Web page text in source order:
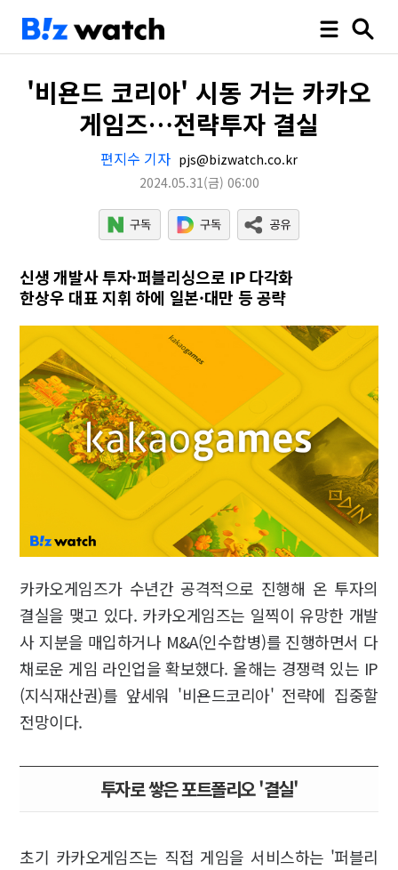
'비욘드 코리아' 시동 거는 카카오
게임즈…전략투자 결실
편지수 기자 pjs@bizwatch.co.kr
2024.05.31(금) 06:00
신생 개발사 투자·퍼블리싱으로 IP 다각화
한상우 대표 지휘 하에 일본·대만 등 공략
카카오게임즈가 수년간 공격적으로 진행해 온 투자의
결실을 맺고 있다. 카카오게임즈는 일찍이 유망한 개발
사 지분을 매입하거나 M&A(인수합병)를 진행하면서 다
채로운 게임 라인업을 확보했다. 올해는 경쟁력 있는 IP
(지식재산권)를 앞세워 '비욘드코리아' 전략에 집중할
전망이다.
투자로 쌓은 포트폴리오 '결실'
초기 카카오게임즈는 직접 게임을 서비스하는 '퍼블리